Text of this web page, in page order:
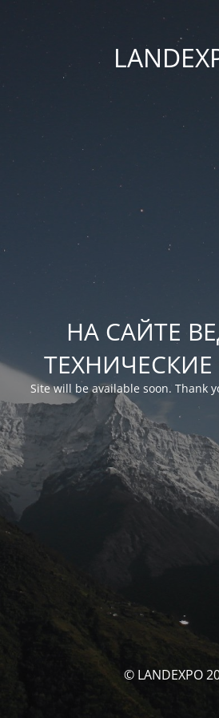
НА САЙТЕ
Site will be available soon. Thank
© LANDEXPO